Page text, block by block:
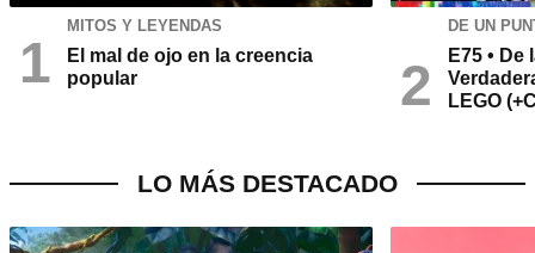
MITOS Y LEYENDAS
El mal de ojo en la creencia
popular
DE UN
E75 •
LEGO
LO MÁS DESTACADO